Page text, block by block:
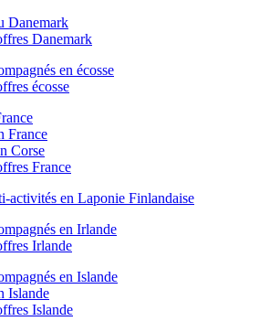
Danemark
Danemark
en écosse
écosse
France
Corse
France
activités en Laponie Finlandaise
en Irlande
Irlande
en Islande
Islande
Islande